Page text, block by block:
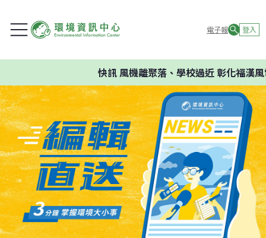
電子報 登入
快訊風機離聚落、學校過近 彰化福漢風